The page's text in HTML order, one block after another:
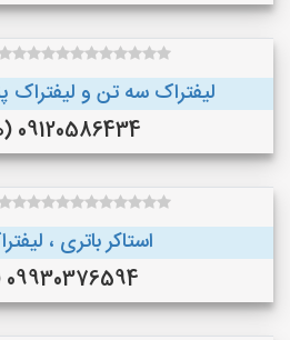
لیفتراک سه تن و
09120586434 (همدان)
استاکر باتری ،
09930376594 (اراک )